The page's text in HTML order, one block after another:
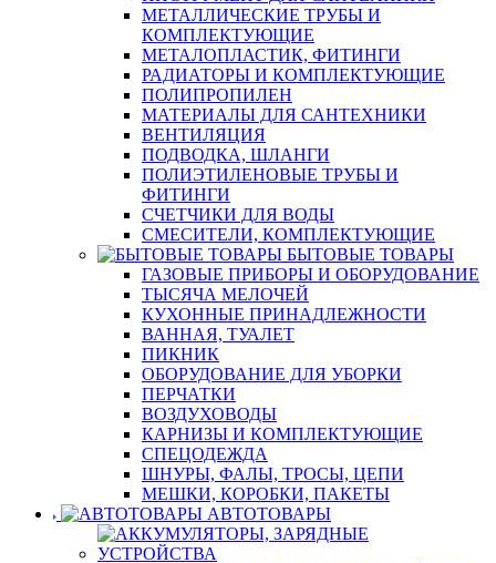
МЕТАЛЛИЧЕСКИЕ ТРУБЫ И
КОМПЛЕКТУЮЩИЕ
МЕТАЛОПЛАСТИК, ФИТИНГИ
РАДИАТОРЫ И КОМПЛЕКТУЮЩИЕ
ПОЛИПРОПИЛЕН
МАТЕРИАЛЫ ДЛЯ САНТЕХНИКИ
ВЕНТИЛЯЦИЯ
ПОДВОДКА, ШЛАНГИ
ПОЛИЭТИЛЕНОВЫЕ ТРУБЫ И
ФИТИНГИ
СЧЕТЧИКИ ДЛЯ ВОДЫ
СМЕСИТЕЛИ, КОМПЛЕКТУЮЩИЕ
БЫТОВЫЕ ТОВАРЫ
ГАЗОВЫЕ ПРИБОРЫ И ОБОРУДОВАНИЕ
ТЫСЯЧА МЕЛОЧЕЙ
КУХОННЫЕ ПРИНАДЛЕЖНОСТИ
ВАННАЯ, ТУАЛЕТ
ПИКНИК
ОБОРУДОВАНИЕ ДЛЯ УБОРКИ
ПЕРЧАТКИ
ВОЗДУХОВОДЫ
КАРНИЗЫ И КОМПЛЕКТУЮЩИЕ
СПЕЦОДЕЖДА
ШНУРЫ, ФАЛЫ, ТРОСЫ, ЦЕПИ
МЕШКИ, КОРОБКИ, ПАКЕТЫ
АВТОТОВАРЫ